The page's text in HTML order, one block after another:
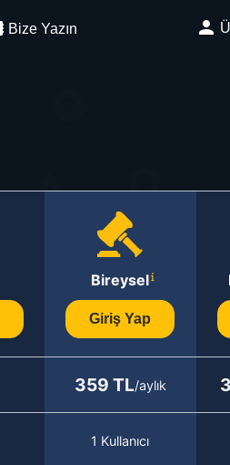
Bize Yazın
Bireysel
Giriş Yap
359 TL/aylık
1 Kullanıcı